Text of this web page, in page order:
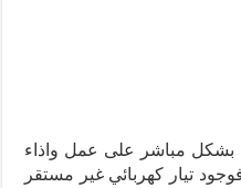
بشكل مباشر على عمل واذاء
تيار كهربائي غير مستقر